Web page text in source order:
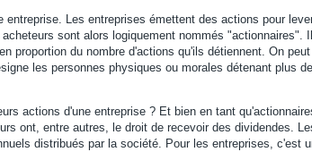
entreprise. Les entreprises émettent des actions pour
sont alors logiquement nommés "actionnaires".
proportion du nombre d'actions qu'ils détiennent. On peut
les personnes physiques ou morales détenant plus de
actions d'une entreprise ? Et bien en tant
ont, entre autres, le droit de recevoir des dividendes.
distribués par la société. Pour les entreprises, c'est